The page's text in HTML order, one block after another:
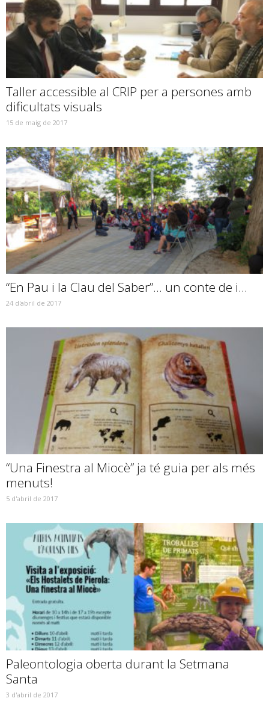
Taller accessible al CRIP per a persones amb
dificultats visuals
15 de maig de 2017
“En Pau i la Clau del Saber”… un conte de i...
24 d'abril de 2017
“Una Finestra al Miocè” ja té guia per als més
menuts!
5 d'abril de 2017
Paleontologia oberta durant la Setmana
Santa
3 d'abril de 2017